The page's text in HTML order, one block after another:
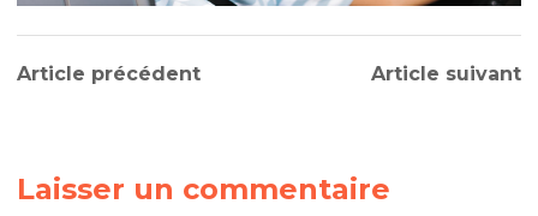
GLOB
Esperanto hiccup estrogen glorious
Article précédent Article suivant
Laisser un commentaire